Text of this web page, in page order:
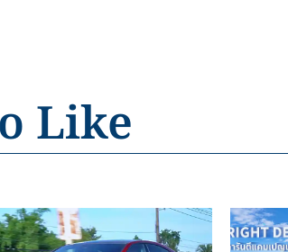
Like